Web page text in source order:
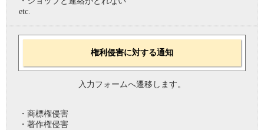
etc.
権利侵害に対する通知
入力フォームへ遷移します。
・商標権侵害
・著作権侵害